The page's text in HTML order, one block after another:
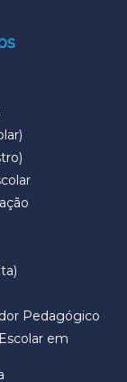
Pedagógico
em